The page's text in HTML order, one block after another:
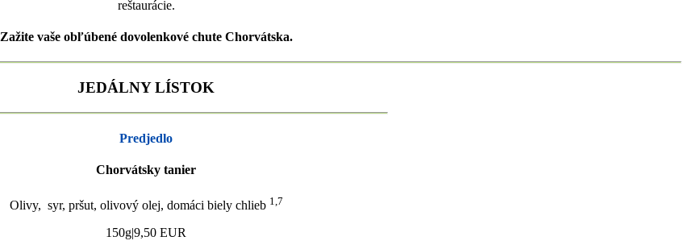
reštaurácie.
Zažite vaše obľúbené dovolenkové chute Chorvátska.
JEDÁLNY LÍSTOK
Predjedlo
Chorvátsky tanier
Olivy, syr, pršut, olivový olej, domáci biely chlieb 1,7
150g|9,50 EUR